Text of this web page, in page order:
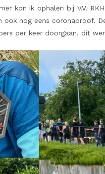
kon ik ophalen bij V.V.
ook nog eens coronaproof.
per keer doorgaan, dit